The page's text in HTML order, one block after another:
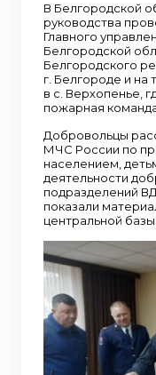
В Белгородской
руководства
Главного
Белгородской
Белгородского
г. Белгороде и на
в с. Верхопенье,
пожарная
Добровольцы
МЧС России по
населением,
деятельности
подразделений
показали
центральной